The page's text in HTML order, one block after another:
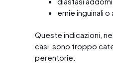
ernie inguinali o
Queste indicazioni,
casi, sono troppo
perentorie.